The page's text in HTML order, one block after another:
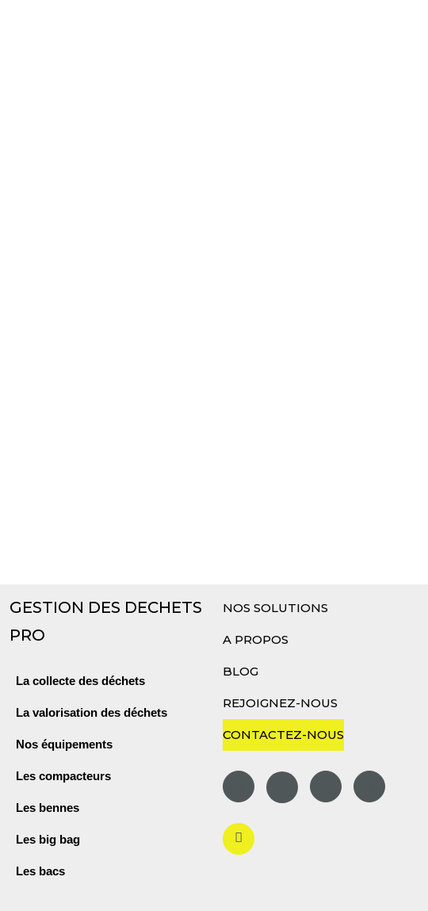
GESTION DES DECHETS
PRO
La collecte des déchets
La valorisation des déchets
Nos équipements
Les compacteurs
Les bennes
Les big bag
Les bacs
NOS SOLUTIONS
A PROPOS
BLOG
REJOIGNEZ-NOUS
CONTACTEZ-NOUS